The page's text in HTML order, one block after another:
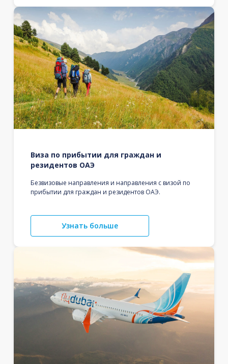
Виза по прибытии для граждан и
резидентов ОАЭ
Безвизовые направления и направления с визой по
прибытии для граждан и резидентов ОАЭ.
Узнать больше